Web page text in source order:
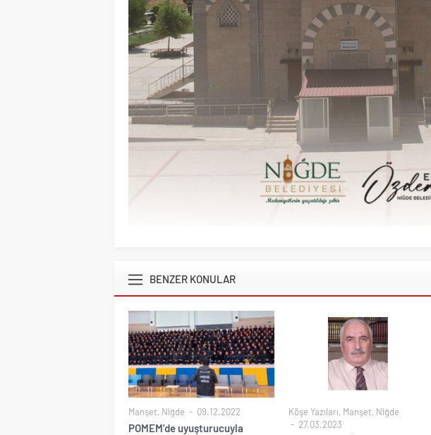
BENZER KONULAR
Manşet, Niğde 09.12.2022
POMEM’de uyuşturucuyla
Köşe Yazıları, Manşet, Niğde
27.03.2023